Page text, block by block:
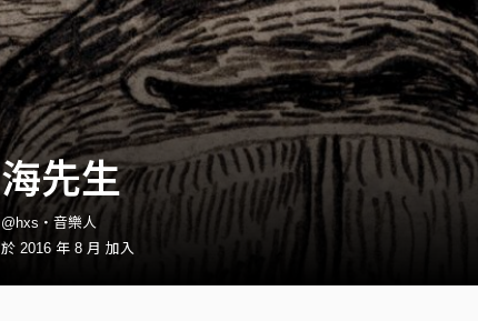
海先生
@hxs・音樂人
於 2016 年 8 月 加入